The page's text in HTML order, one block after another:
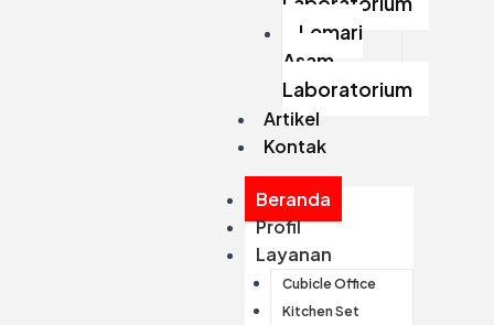
Lemari
Asam
Laboratorium
Artikel
Kontak
Beranda
Profil
Layanan
Cubicle Office
Kitchen Set